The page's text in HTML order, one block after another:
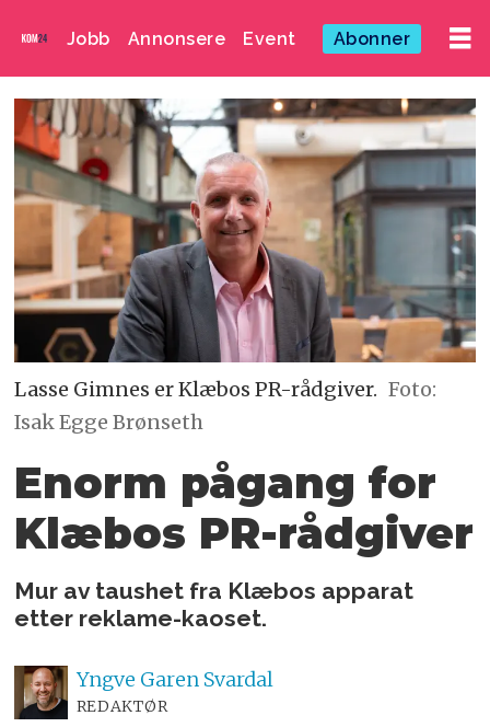
Jobb Annonsere Event Abonner
Lasse Gimnes er Klæbos PR-rådgiver. Foto:
Isak Egge Brønseth
Enorm pågang for
Klæbos PR-rådgiver
Mur av taushet fra Klæbos apparat
etter reklame-kaoset.
Yngve Garen Svardal
REDAKTØR